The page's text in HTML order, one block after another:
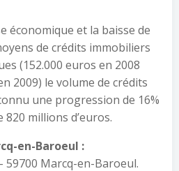
économique et la baisse de
de crédits immobiliers
(152.000 euros en 2008
2009) le volume de crédits
une progression de 16%
820 millions d’euros.
en-Baroeul :
59700 Marcq-en-Baroeul.